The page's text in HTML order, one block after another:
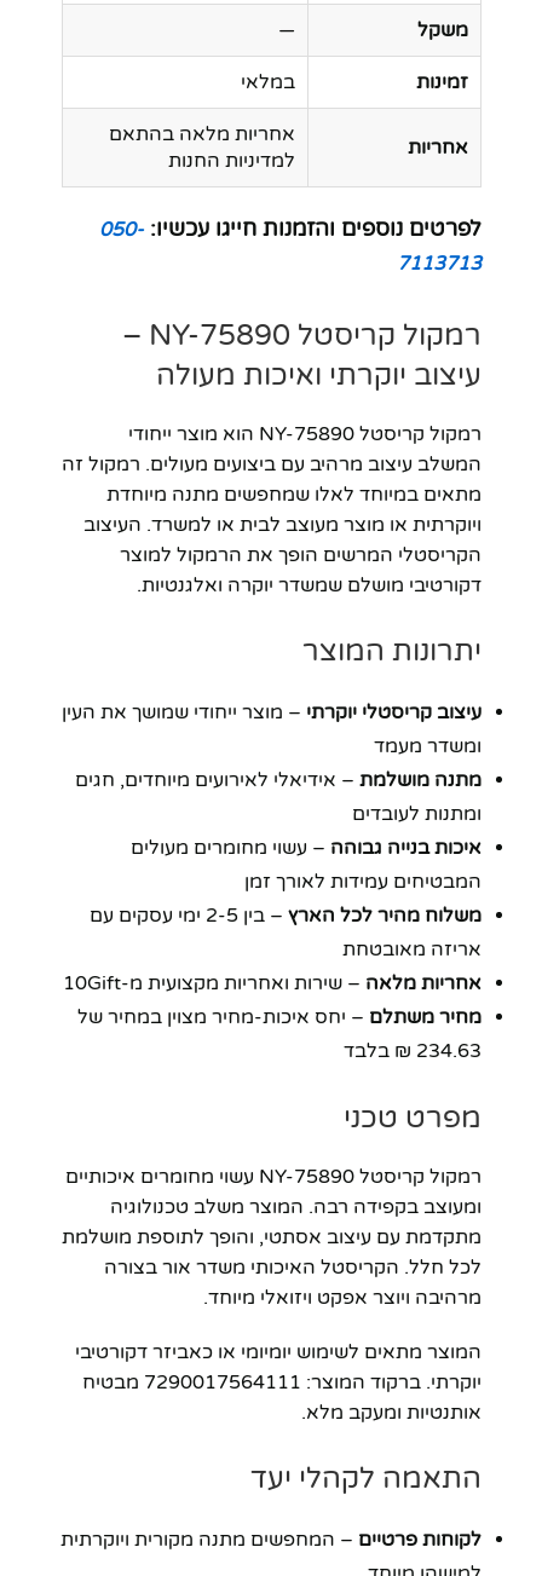
משקל —
זמינות במלאי
אחריות
אחריות מלאה בהתאם
למדיניות החנות
לפרטים נוספים והזמנות חייגו עכשיו: 050-
7113713
רמקול קריסטל NY-75890 –
עיצוב יוקרתי ואיכות מעולה
רמקול קריסטל NY-75890 הוא מוצר ייחודי
המשלב עיצוב מרהיב עם ביצועים מעולים. רמקול זה
מתאים במיוחד לאלו שמחפשים מתנה מיוחדת
ויוקרתית או מוצר מעוצב לבית או למשרד. העיצוב
הקריסטלי המרשים הופך את הרמקול למוצר
דקורטיבי מושלם שמשדר יוקרה ואלגנטיות.
יתרונות המוצר
עיצוב קריסטלי יוקרתי – מוצר ייחודי שמושך את העין
ומשדר מעמד
מתנה מושלמת – אידיאלי לאירועים מיוחדים, חגים
ומתנות לעובדים
איכות בנייה גבוהה – עשוי מחומרים מעולים
המבטיחים עמידות לאורך זמן
משלוח מהיר לכל הארץ
– בין 2-5 ימי עסקים עם
אריזה מאובטחת
אחריות מלאה – שירות ואחריות מקצועית מ-10Gift
מחיר משתלם – יחס איכות-מחיר מצוין במחיר של
234.63 ₪ בלבד
מפרט טכני
רמקול קריסטל NY-75890 עשוי מחומרים איכותיים
ומעוצב בקפידה רבה. המוצר משלב טכנולוגיה
מתקדמת עם עיצוב אסתטי, והופך לתוספת מושלמת
לכל חלל. הקריסטל האיכותי משדר אור בצורה
מרהיבה ויוצר אפקט ויזואלי מיוחד.
המוצר מתאים לשימוש יומיומי או כאביזר דקורטיבי
יוקרתי. ברקוד המוצר: 7290017564111 מבטיח
אותנטיות ומעקב מלא.
התאמה לקהלי יעד
לקוחות פרטיים – המחפשים מתנה מקורית ויוקרתית